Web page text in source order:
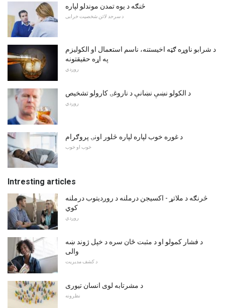
څنګه د یوه تمدن موندلو لپاره
د سرحد لائن شخصیت خرابی
د شرابو ناوړه ګټه اخیستنه، ناسم استعمال او الکوليزم
په اړه حقیقتونه
روږدي
د الکولو نښې نښانې د ناروغۍ کارولو تشخیص
روږدي
د غوره خوب لپاره لپاره څلور اونۍ پروګرام
خوب او خوب
Intresting articles
څرنګه د ملاتړ - اکسیجن درملنه د روږديتوب درملنه
کوي
روږدي
د فشار کمولو او د مثبت ځان سره د خپل ژوند ښه
والی
د کشف مدیریت
د مشرتابه لوی انسان تیوری
نظرونه